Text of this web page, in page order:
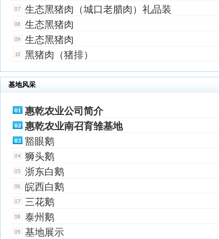
生态黑猪肉（城口老腊肉）礼品装
生态黑猪肉
生态黑猪肉
黑猪肉（猪排）
基地风采
惠乾农业公司简介
惠乾农业南召育雏基地
豁眼鹅
狮头鹅
浙东白鹅
皖西白鹅
三花鹅
泰州鹅
基地展示